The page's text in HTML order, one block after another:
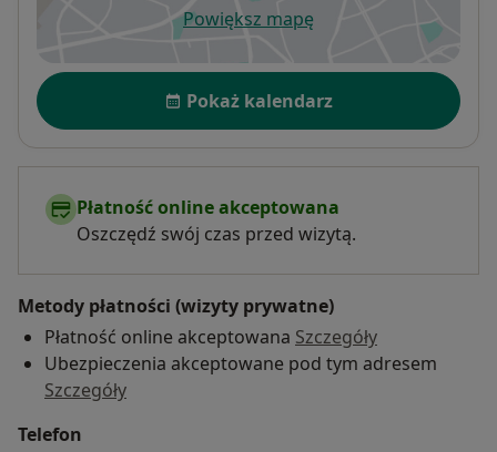
Powiększ mapęotwiera się w nowej karcie
Dostępność
Pokaż kalendarz
Płatność online akceptowana
Oszczędź swój czas przed wizytą.
Metody płatności (wizyty prywatne)
Płatność online akceptowana Szczegóły
Ubezpieczenia akceptowane pod tym adresem
Szczegóły
Telefon